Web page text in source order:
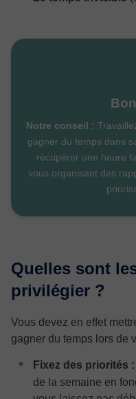
Notre conseil :
gagner du temps dans
récupérer une heure
vous organisant des
Quelles sont
privilégier ?
Vous devez en effet
gagner du temps lors de
Fixez des priorités :
de la semaine en